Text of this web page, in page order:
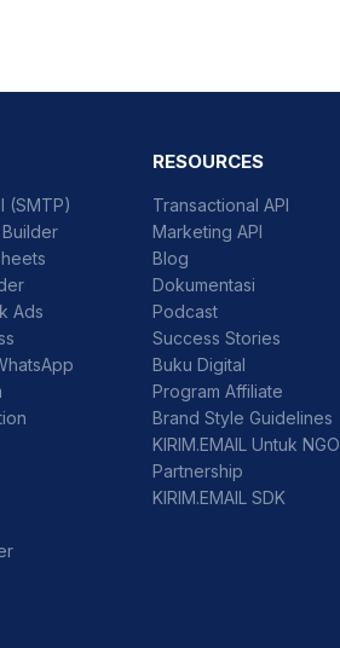
(SMTP)
Ads
RESOURCES
Transactional API
Marketing API
Blog
Dokumentasi
Podcast
Success Stories
Buku Digital
Program Affiliate
Brand Style Guidelines
KIRIM.EMAIL Untuk NGO
Partnership
KIRIM.EMAIL SDK